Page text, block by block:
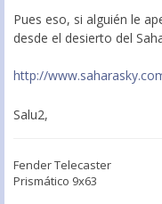
Pues eso, si alguién le
desde el desierto del
http://
Salu2,
Fender Telecaster
Prismático 9x63